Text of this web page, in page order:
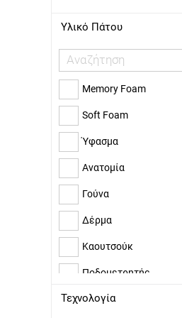
Υλικό Πάτου
Memory Foam
Soft Foam
Ύφασμα
Ανατομία
Γούνα
Δέρμα
Καουτσούκ
Ποδομετρητής
Συνθετική Γούνα
Τεχνολογία